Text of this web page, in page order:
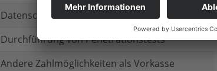
Datenschutzerklärung im Internet
Durchführung von Penetrationstests
Andere Zahlmöglichkeiten als Vorkasse